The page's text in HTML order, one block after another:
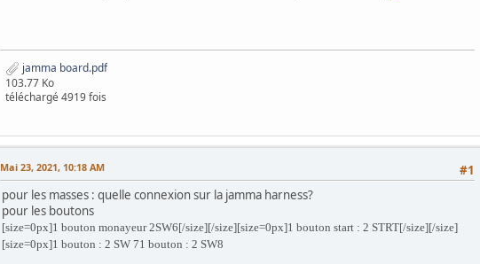
jamma board.pdf
103.77 Ko
téléchargé 4919 fois
#1
Mai 23, 2021, 10:18 AM
pour les masses : quelle connexion sur la jamma harness?
pour les boutons
[size=0px]1 bouton monayeur 2SW6[/size][/size][size=0px]1 bouton start : 2 STRT[/size][/size]
[size=0px]1 bouton : 2 SW 71 bouton : 2 SW8